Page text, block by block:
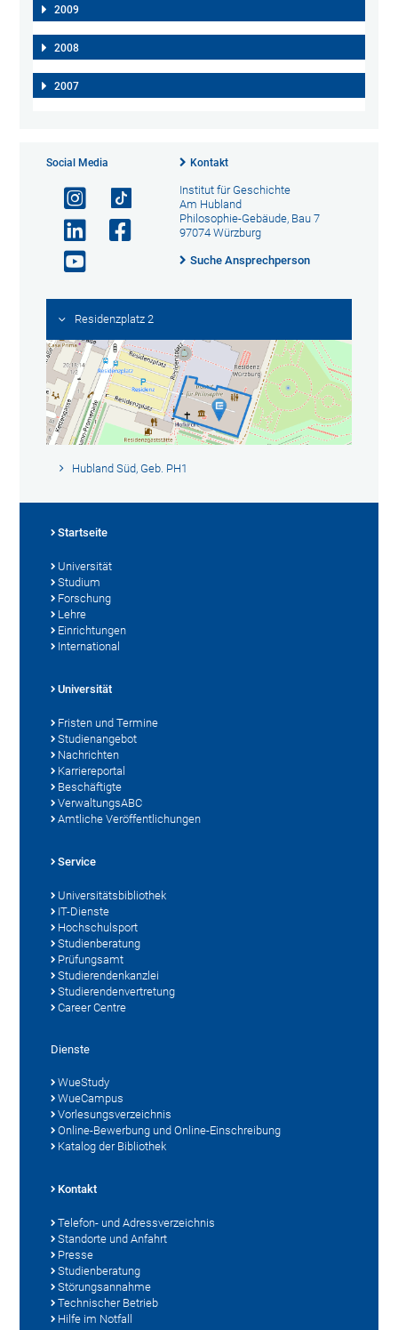
2009
2008
2007
Social Media Kontakt
Institut für Geschichte
Am Hubland
Philosophie-Gebäude, Bau 7
97074 Würzburg
Suche Ansprechperson
Residenzplatz 2
Hubland Süd, Geb. PH1
Startseite
Universität
Studium
Forschung
Lehre
Einrichtungen
International
Universität
Fristen und Termine
Studienangebot
Nachrichten
Karriereportal
Beschäftigte
VerwaltungsABC
Amtliche Veröffentlichungen
Service
Universitätsbibliothek
IT-Dienste
Hochschulsport
Studienberatung
Prüfungsamt
Studierendenkanzlei
Studierendenvertretung
Career Centre
Dienste
WueStudy
WueCampus
Vorlesungsverzeichnis
Online-Bewerbung und Online-Einschreibung
Katalog der Bibliothek
Kontakt
Telefon- und Adressverzeichnis
Standorte und Anfahrt
Presse
Studienberatung
Störungsannahme
Technischer Betrieb
Hilfe im Notfall